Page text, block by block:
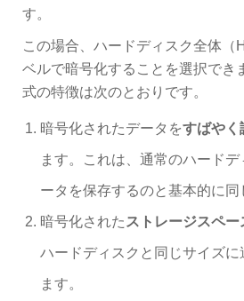
す。
この場合、ハードディスク全体（
ベルで暗号化することを選択でき
式の特徴は次のとおりです。
暗号化されたデータをすばやく
ます。これは、通常のハード
ータを保存するのと基本的に同
暗号化された ストレージスペー
ハードディスクと同じサイズに
ます。